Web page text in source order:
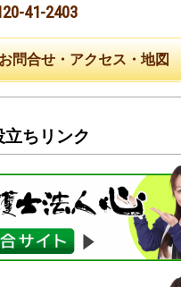
41-2403
問合せ・アクセス・地図
立ちリンク